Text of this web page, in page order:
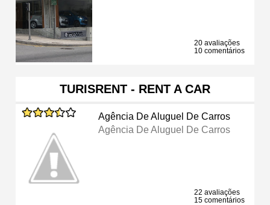
20 avaliações
10 comentários
TURISRENT - RENT A CAR
Agência De Aluguel De Carros
Agência De Aluguel De Carros
22 avaliações
15 comentários